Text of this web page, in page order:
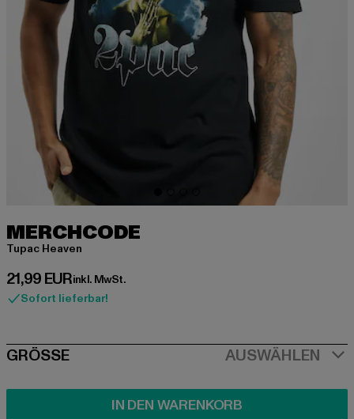
MERCHCODE
Tupac Heaven
21,99 EUR
Derzeitiger Preis: 21,99 EUR
inkl. MwSt.
Sofort lieferbar!
SIZE
GRÖSSE AUSWÄHLEN
IN DEN WARENKORB